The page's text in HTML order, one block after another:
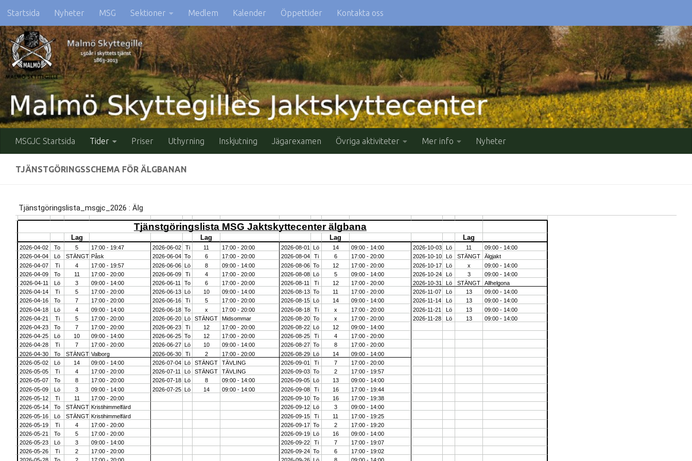
Skip to content
Startsida Nyheter MSG Sektioner Medlem Kalender Öppettider Kontakta oss
MSGJC Startsida Tider Priser Uthyrning Inskjutning Jägarexamen Övriga aktiviteter Mer info Nyheter
TJÄNSTGÖRINGSSCHEMA FÖR ÄLGBANAN